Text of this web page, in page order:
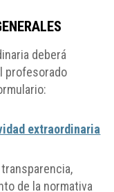
deberá
profesorado
extraordinaria
de la normativa